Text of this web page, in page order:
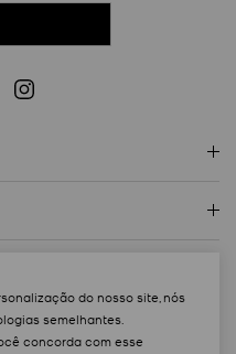
do nosso site, nós
semelhantes.
concorda com esse